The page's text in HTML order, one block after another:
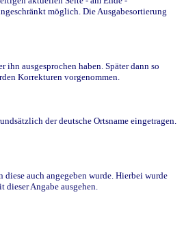
möglich. Die Ausgabesortierung
ausgesprochen haben. Später dann so
Korrekturen vorgenommen.
der deutsche Ortsname eingetragen.
auch angegeben wurde. Hierbei wurde
Angabe ausgehen.